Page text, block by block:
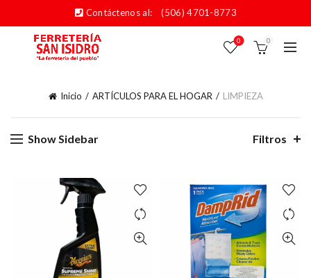
Contáctenos al: (506) 4701-8773
0 0
Inicio ARTÍCULOS PARA EL HOGAR LIMPIEZA
Show Sidebar Filtros